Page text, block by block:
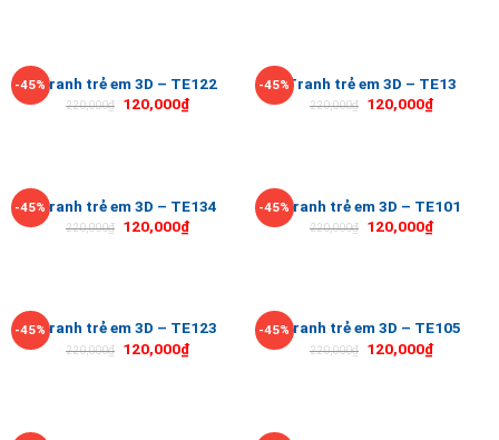
-45%Tranh trẻ em 3D – TE122
220,000₫ 120,000₫
-45%Tranh trẻ em 3D – TE13
220,000₫ 120,000₫
-45%Tranh trẻ em 3D – TE134
220,000₫ 120,000₫
-45%Tranh trẻ em 3D – TE101
220,000₫ 120,000₫
-45%Tranh trẻ em 3D – TE123
220,000₫ 120,000₫
-45%Tranh trẻ em 3D – TE105
220,000₫ 120,000₫